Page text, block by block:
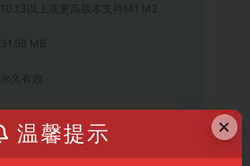
10.13以上或更高版本支持M1 M2
31.98 MB
永久有效
客服联系方式
×
温馨提示